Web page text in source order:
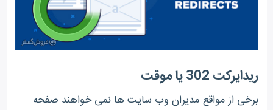
ریدایرکت 302 یا موقت
برخی از مواقع مدیران وب سایت ها نمی خواهند صفحه